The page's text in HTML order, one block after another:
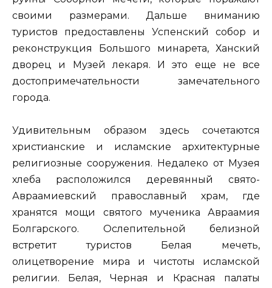
своими размерами. Дальше вниманию
туристов предоставлены Успенский собор и
реконструкция Большого минарета, Ханский
дворец и Музей лекаря. И это еще не все
достопримечательности замечательного
города.
Удивительным образом здесь сочетаются
христианские и исламские архитектурные
религиозные сооружения. Недалеко от Музея
хлеба расположился деревянный свято-
Авраамиевский православный храм, где
хранятся мощи святого мученика Авраамия
Болгарского. Ослепительной белизной
встретит туристов Белая мечеть,
олицетворение мира и чистоты исламской
религии. Белая, Черная и Красная палаты